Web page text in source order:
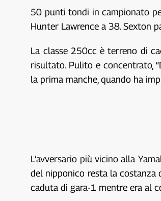
50 punti tondi in campionato
Hunter Lawrence a 38. Sexton
La classe 250cc è terreno di
risultato. Pulito e concentrato,
la prima manche, quando ha
L’avversario più vicino alla
del nipponico resta la
caduta di gara-1 mentre era al